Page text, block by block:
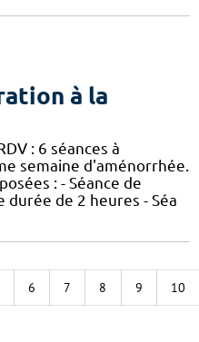
à la
: 6 séances à
semaine d'aménorrhée.
: - Séance de
de 2 heures - Séa
6 7 8 9 10